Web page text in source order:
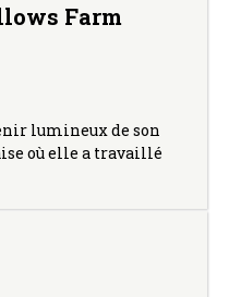
Farm
lumineux de son
où elle a travaillé